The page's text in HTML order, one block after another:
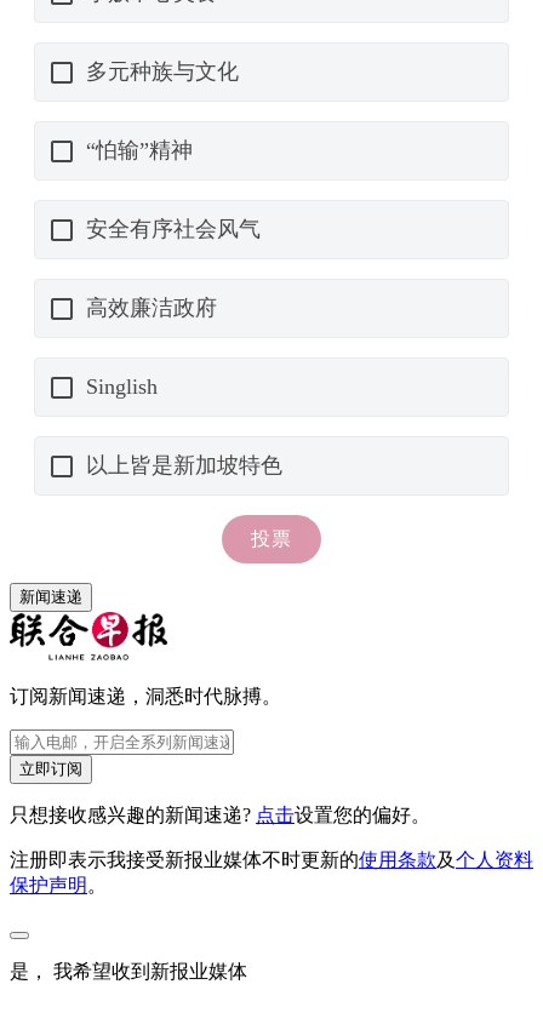
新闻速递
订阅新闻速递，洞悉时代脉搏。
立即订阅
只想接收感兴趣的新闻速递? 点击设置您的偏好。
注册即表示我接受新报业媒体不时更新的使用条款及个人资料
保护声明 。
是， 我希望收到新报业媒体